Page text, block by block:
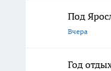
Под
Вчера
Год